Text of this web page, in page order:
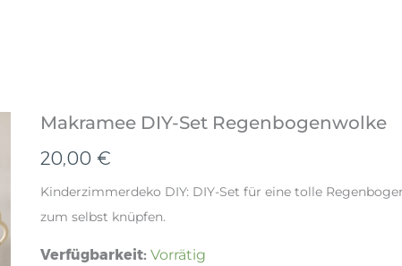
Makramee DIY-Set Regenbogenwolke
20,00 €
Kinderzimmerdeko DIY: DIY-Set für eine tolle
zum selbst knüpfen.
Verfügbarkeit: Vorrätig